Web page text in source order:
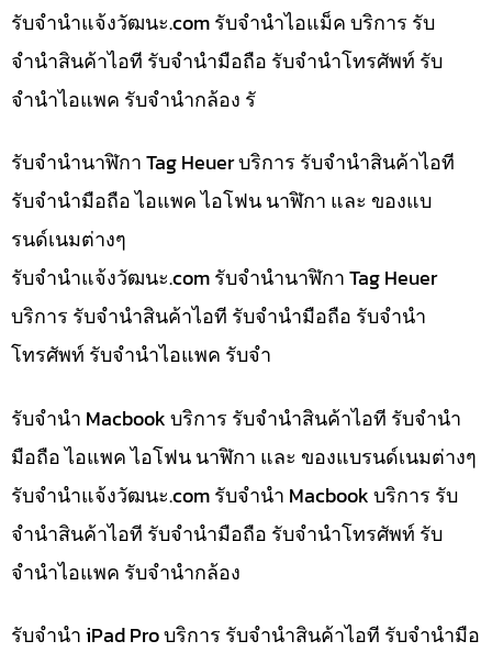
รับจํานําแจ้งวัฒนะ.com รับจำนำไอแม็ค บริการ รับ
จำนำสินค้าไอที รับจำนำมือถือ รับจำนำโทรศัพท์ รับ
จำนำไอแพค รับจำนำกล้อง รั
รับจำนำนาฬิกา Tag Heuer บริการ รับจำนำสินค้าไอที
รับจำนำมือถือ ไอแพค ไอโฟน นาฬิกา และ ของแบ
รนด์เนมต่างๆ
รับจํานําแจ้งวัฒนะ.com รับจำนำนาฬิกา Tag Heuer
บริการ รับจำนำสินค้าไอที รับจำนำมือถือ รับจำนำ
โทรศัพท์ รับจำนำไอแพค รับจำ
รับจำนำ Macbook บริการ รับจำนำสินค้าไอที รับจำนำ
มือถือ ไอแพค ไอโฟน นาฬิกา และ ของแบรนด์เนมต่างๆ
รับจํานําแจ้งวัฒนะ.com รับจำนำ Macbook บริการ รับ
จำนำสินค้าไอที รับจำนำมือถือ รับจำนำโทรศัพท์ รับ
จำนำไอแพค รับจำนำกล้อง
รับจำนำ iPad Pro บริการ รับจำนำสินค้าไอที รับจำนำมือ